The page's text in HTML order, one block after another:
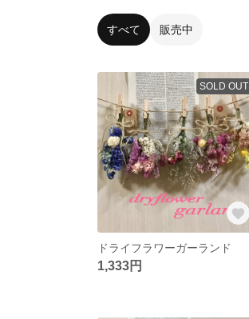
すべて 販売中
SOLD OUT
ドライフラワーガーランド
1,333円